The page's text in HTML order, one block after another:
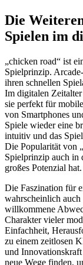
Die
Spielen im
„chicken road“ ist
Spielprinzip.
ihren schnellen
Im digitalen Zeitalter
sie perfekt für
von Smartphones
Spiele wieder eine
intuitiv und das
Die Popularität von
Spielprinzip auch in
großes Potenzial hat.
Die Faszination für
wahrscheinlich
willkommene
Charakter vieler
Einfachheit,
zu einem zeitlosen
und
neue Wege finden,